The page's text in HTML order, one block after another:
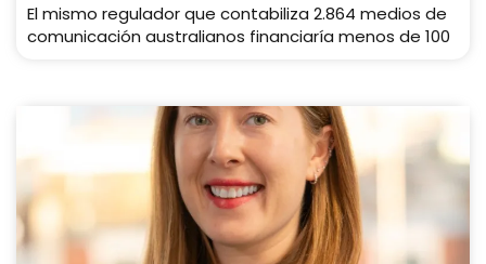
El mismo regulador que contabiliza 2.864 medios de
comunicación australianos financiaría menos de 100